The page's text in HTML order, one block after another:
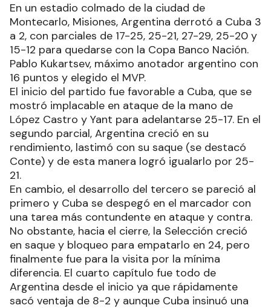
En un estadio colmado de la ciudad de
Montecarlo, Misiones, Argentina derrotó a Cuba 3
a 2, con parciales de 17-25, 25-21, 27-29, 25-20 y
15-12 para quedarse con la Copa Banco Nación.
Pablo Kukartsev, máximo anotador argentino con
16 puntos y elegido el MVP.
El inicio del partido fue favorable a Cuba, que se
mostró implacable en ataque de la mano de
López Castro y Yant para adelantarse 25-17. En el
segundo parcial, Argentina creció en su
rendimiento, lastimó con su saque (se destacó
Conte) y de esta manera logró igualarlo por 25-
21.
En cambio, el desarrollo del tercero se pareció al
primero y Cuba se despegó en el marcador con
una tarea más contundente en ataque y contra.
No obstante, hacia el cierre, la Selección creció
en saque y bloqueo para empatarlo en 24, pero
finalmente fue para la visita por la mínima
diferencia. El cuarto capítulo fue todo de
Argentina desde el inicio ya que rápidamente
sacó ventaja de 8-2 y aunque Cuba insinuó una